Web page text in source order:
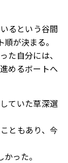
るという谷間
が決まる。
た自分には、
めるボートへ
ていた草深選
ともあり、今
った。